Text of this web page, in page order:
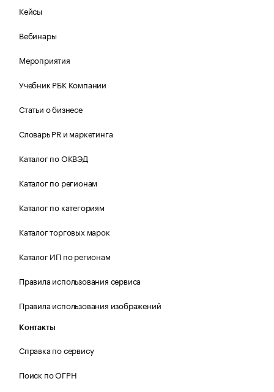
Кейсы
Вебинары
Мероприятия
Учебник РБК Компании
Статьи о бизнесе
Словарь PR и маркетинга
Каталог по ОКВЭД
Каталог по регионам
Каталог по категориям
Каталог торговых марок
Каталог ИП по регионам
Правила использования сервиса
Правила использования изображений
Контакты
Справка по сервису
Поиск по ОГРН